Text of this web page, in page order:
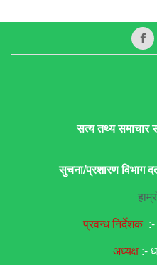
सत्य तथ्य समाचार
सुचना/प्रशारण विभाग
प्रवन्ध निर्देशक:-
अध्यक्ष :-